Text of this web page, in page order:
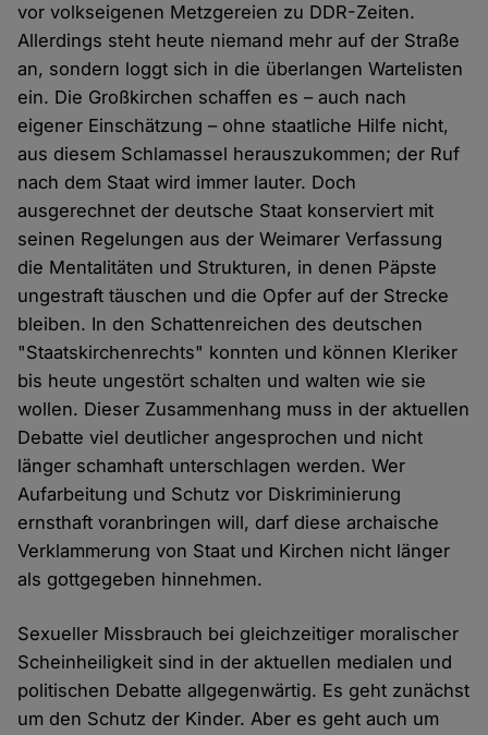
vor volkseigenen Metzgereien zu DDR-Zeiten.
Allerdings steht heute niemand mehr auf der Straße
an, sondern loggt sich in die überlangen Wartelisten
ein. Die Großkirchen schaffen es – auch nach
eigener Einschätzung – ohne staatliche Hilfe nicht,
aus diesem Schlamassel herauszukommen; der Ruf
nach dem Staat wird immer lauter. Doch
ausgerechnet der deutsche Staat konserviert mit
seinen Regelungen aus der Weimarer Verfassung
die Mentalitäten und Strukturen, in denen Päpste
ungestraft täuschen und die Opfer auf der Strecke
bleiben. In den Schattenreichen des deutschen
"Staatskirchenrechts" konnten und können Kleriker
bis heute ungestört schalten und walten wie sie
wollen. Dieser Zusammenhang muss in der aktuellen
Debatte viel deutlicher angesprochen und nicht
länger schamhaft unterschlagen werden. Wer
Aufarbeitung und Schutz vor Diskriminierung
ernsthaft voranbringen will, darf diese archaische
Verklammerung von Staat und Kirchen nicht länger
als gottgegeben hinnehmen.
Sexueller Missbrauch bei gleichzeitiger moralischer
Scheinheiligkeit sind in der aktuellen medialen und
politischen Debatte allgegenwärtig. Es geht zunächst
um den Schutz der Kinder. Aber es geht auch um